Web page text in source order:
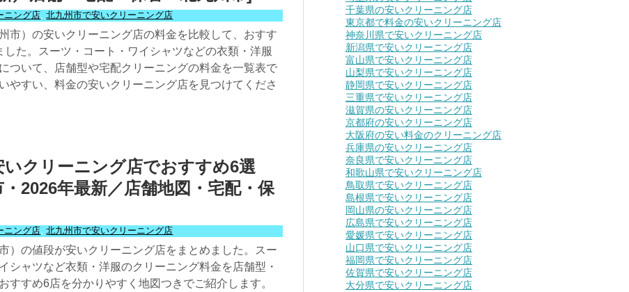
ニング店,北九州市で安いクリーニング店
市）の安いクリーニング店の料金を比較して、おすす
した。スーツ・コート・ワイシャツなどの衣類・洋服
ついて、店舗型や宅配クリーニングの料金を一覧表で
やすい、料金の安いクリーニング店を見つけてくださ
いクリーニング店でおすすめ6選
・2026年最新／店舗地図・宅配・保
ニング店,北九州市で安いクリーニング店
）の値段が安いクリーニング店をまとめました。スー
シャツなど衣類・洋服のクリーニング料金を店舗型・
すすめ6店を分かりやすく地図つきでご紹介します。
千葉県の安いクリーニング店
東京都で料金の安いクリーニング店
神奈川県で安いクリーニング店
新潟県で安いクリーニング店
富山県で安いクリーニング店
山梨県で安いクリーニング店
静岡県で安いクリーニング店
三重県で安いクリーニング店
滋賀県の安いクリーニング店
京都府の安いクリーニング店
大阪府の安い料金のクリーニング店
兵庫県の安いクリーニング店
奈良県で安いクリーニング店
和歌山県で安いクリーニング店
鳥取県で安いクリーニング店
島根県で安いクリーニング店
岡山県の安いクリーニング店
広島県で安いクリーニング店
愛媛県で安いクリーニング店
山口県で安いクリーニング店
福岡県で安いクリーニング店
佐賀県で安いクリーニング店
大分県で安いクリーニング店